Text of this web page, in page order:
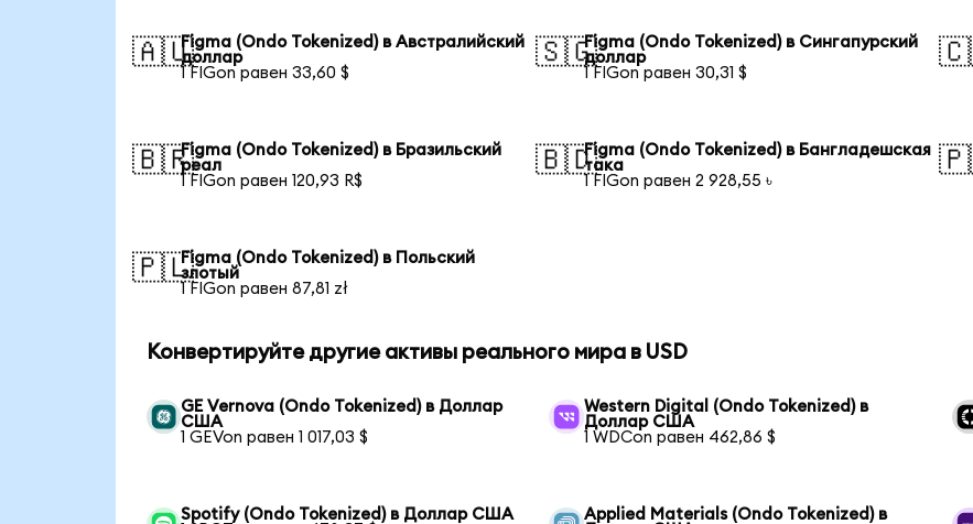
🇦🇺Figma (Ondo Tokenized) в Австралийский
доллар
1 FIGon равен 33,60 $
🇸🇬Figma (Ondo Tokenized) в Сингапурский
доллар
1 FIGon равен 30,31 $
🇧🇷Figma (Ondo Tokenized) в Бразильский
реал
1 FIGon равен 120,93 R$
🇧🇩Figma (Ondo Tokenized) в Бангладешская
така
1 FIGon равен 2 928,55 ৳
🇵🇱Figma (Ondo Tokenized) в Польский
злотый
1 FIGon равен 87,81 zł
Конвертируйте другие активы реального мира в USD
GE Vernova (Ondo Tokenized) в Доллар
США
1 GEVon равен 1 017,03 $
Western Digital (Ondo Tokenized) в
Доллар США
1 WDCon равен 462,86 $
Spotify (Ondo Tokenized) в Доллар США
Applied Materials (Ondo Tokenized) в